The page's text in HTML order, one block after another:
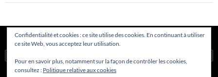
Confidentialité et cookies : ce site utilise des cookies. En continuant à utiliser
ce site Web, vous acceptez leur utilisation.
Pour en savoir plus, notamment sur la façon de contrôler les cookies,
consultez : Politique relative aux cookies